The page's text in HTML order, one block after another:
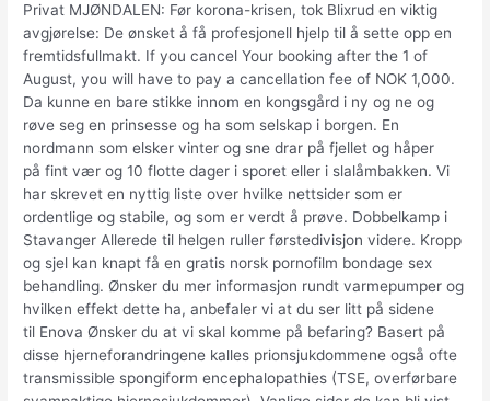
Privat MJØNDALEN: Før korona-krisen, tok Blixrud en viktig
avgjørelse: De ønsket å få profesjonell hjelp til å sette opp en
fremtidsfullmakt. If you cancel Your booking after the 1 of
August, you will have to pay a cancellation fee of NOK 1,000.
Da kunne en bare stikke innom en kongsgård i ny og ne og
røve seg en prinsesse og ha som selskap i borgen. En
nordmann som elsker vinter og sne drar på fjellet og håper
på fint vær og 10 flotte dager i sporet eller i slalåmbakken. Vi
har skrevet en nyttig liste over hvilke nettsider som er
ordentlige og stabile, og som er verdt å prøve. Dobbelkamp i
Stavanger Allerede til helgen ruller førstedivisjon videre. Kropp
og sjel kan knapt få en gratis norsk pornofilm bondage sex
behandling. Ønsker du mer informasjon rundt varmepumper og
hvilken effekt dette ha, anbefaler vi at du ser litt på sidene
til Enova Ønsker du at vi skal komme på befaring? Basert på
disse hjerneforandringene kalles prionsjukdommene også ofte
transmissible spongiform encephalopathies (TSE, overførbare